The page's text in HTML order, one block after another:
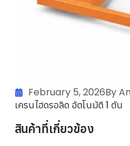
February 5, 2026By
เครนไฮดรอลิด อัตโนมัติ 1 ตัน
สินค้าที่เกี่ยวข้อง